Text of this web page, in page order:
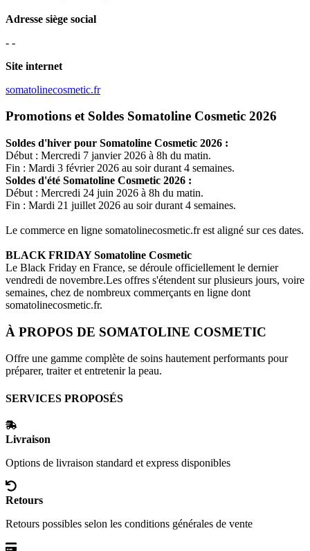
Adresse siège social
- -
Site internet
somatolinecosmetic.fr
Promotions et Soldes Somatoline Cosmetic 2026
Soldes d'hiver pour Somatoline Cosmetic 2026 :
Début : Mercredi 7 janvier 2026 à 8h du matin.
Fin : Mardi 3 février 2026 au soir durant 4 semaines.
Soldes d'été Somatoline Cosmetic 2026 :
Début : Mercredi 24 juin 2026 à 8h du matin.
Fin : Mardi 21 juillet 2026 au soir durant 4 semaines.
Le commerce en ligne somatolinecosmetic.frest aligné sur ces dates.
BLACK FRIDAYSomatoline Cosmetic
Le Black Friday en France, se déroule officiellement le dernier
vendredi de novembre.Les offres s'étendent sur plusieurs jours, voire
semaines, chez de nombreux commerçants en ligne dont
somatolinecosmetic.fr.
À PROPOS DE SOMATOLINE COSMETIC
Offre une gamme complète de soins hautement performants pour
préparer, traiter et entretenir la peau.
SERVICES PROPOSÉS
Livraison
Options de livraison standard et express disponibles
Retours
Retours possibles selon les conditions générales de vente